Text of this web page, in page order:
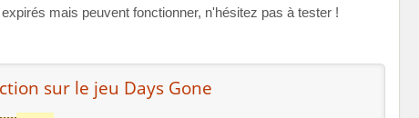
mais peuvent fonctionner, n'hésitez pas à tester !
sur le jeu Days Gone